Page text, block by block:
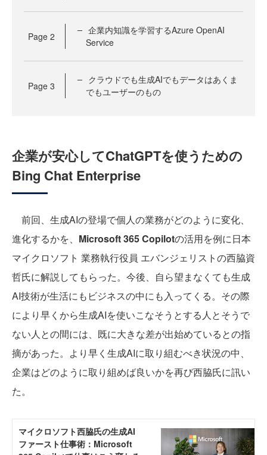
Page 2
企業内知識を学習するAzure OpenAI
Service
Page 3
クラウドでも生成AIでもデータはあくま
でもユーザーのもの
企業が安心してChatGPTを使うための
Bing Chat Enterprise
前回、生成AIの登場で個人の業務がどのように変化、
進化するかを、 Microsoft 365 Copilotの活用を例に日本
マイクロソフト 業務執行役員 エバンジェリストの西脇資
哲氏に解説してもらった。今後、自ら望まなくても生成
AI技術が生活にもビジネスの中にも入ってくる。その際
により早くから生成AIを使いこなそうとする人とそうで
ない人との間には、既に大きな差が出始めているとの指
摘があった。より早く生成AIに取り組むべき状況の中、
企業はどのように取り組めば良いかを再び西脇氏に訊い
た。